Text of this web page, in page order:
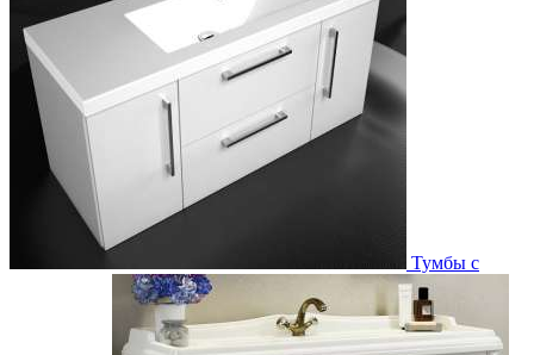
Тумбы с